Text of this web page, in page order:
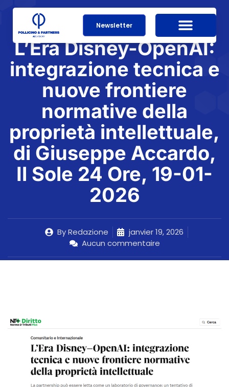
Newsletter
L’Era Disney-OpenAI:
integrazione tecnica e
nuove frontiere
normative della
proprietà intellettuale,
di Giuseppe Accardo,
Il Sole 24 Ore, 19-01-
2026
ByRedazione
janvier 19, 2026
Aucun commentaire